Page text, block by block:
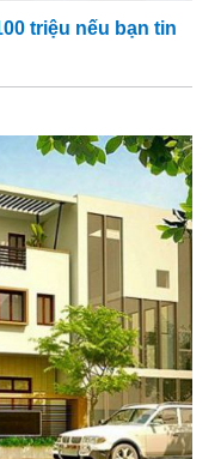
triệu nếu bạn tin